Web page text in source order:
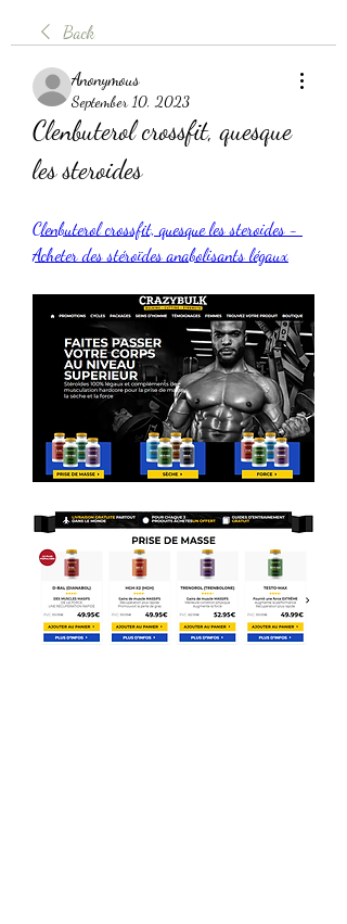
Back
Anonymous
September 10, 2023
Clenbuterol crossfit, quesque
les steroides
Clenbuterol crossfit, quesque les steroides -
Acheter des stéroïdes anabolisants légaux